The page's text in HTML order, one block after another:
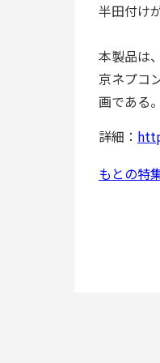
半田付け
本製品は
京ネプコ
画である。
詳細：
もとの特